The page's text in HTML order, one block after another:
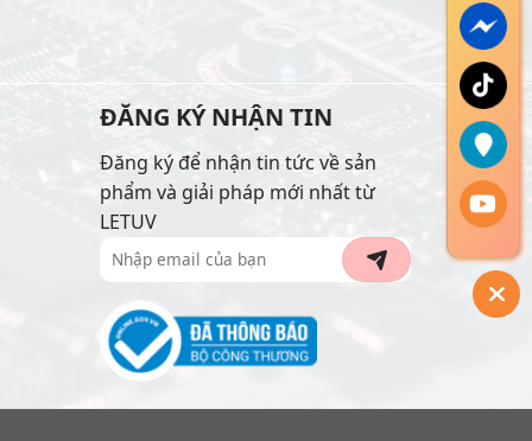
ĐĂNG KÝ NHẬN TIN
Đăng ký để nhận tin tức về sản
phẩm và giải pháp mới nhất từ
LETUV